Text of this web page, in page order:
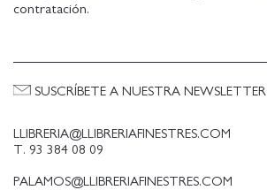
contratación.
LLIBRERIA@LLIBRERIAFINESTRES.COM
T. 93 384 08 09
PALAMOS@LLIBRERIAFINESTRES.COM
SUSCRÍBETE A NUESTRA NEWSLETTER